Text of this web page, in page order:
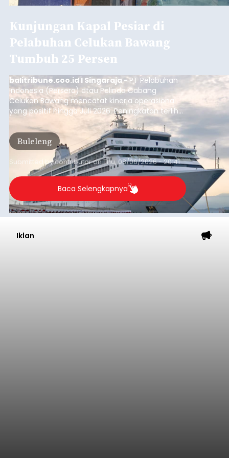
Kunjungan Kapal Pesiar di
Pelabuhan Celukan Bawang
Tumbuh 25 Persen
balitribune.coo.id I Singaraja -PT Pelabuhan
Indonesia (Persero) atau Pelindo Cabang
Celukan Bawang mencatat kinerja operasional
yang positif hingga Juli 2026. Peningkatan terlihat
dari arus kapal yang mencapai 1,48 juta Gross
Tonnage (GT), atau tumbuh 12,4 persen
dibandingkan periode yang sama tahun lalu
yang tercatat sebesar 1,32 juta GT.
Buleleng
Submitted bycontributoronThu, 08/06/2026 - 20:41
Baca Selengkapnya
Iklan